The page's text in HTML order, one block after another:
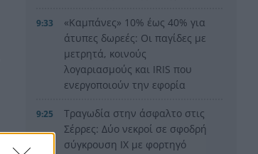
9:33
«Καμπάνες» 10% έως 40% για
άτυπες δωρεές: Οι παγίδες με
μετρητά, κοινούς
λογαριασμούς και IRIS που
ενεργοποιούν την εφορία
9:25
Τραγωδία στην άσφαλτο στις
Σέρρες: Δύο νεκροί σε σφοδρή
σύγκρουση ΙΧ με φορτηγό